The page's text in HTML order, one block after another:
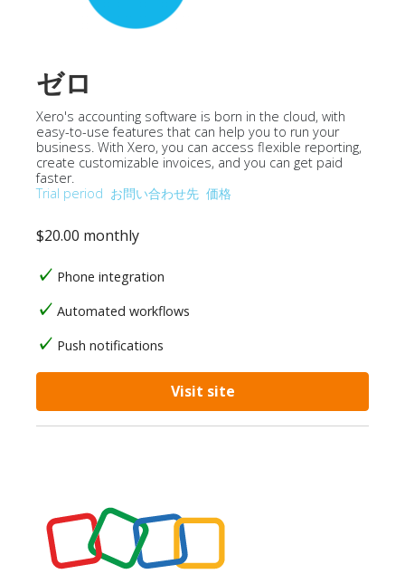
ゼロ
Xero's accounting software is born in the cloud, with
easy-to-use features that can help you to run your
business. With Xero, you can access flexible reporting,
create customizable invoices, and you can get paid
faster.
Trial period お問い合わせ先 価格
$20.00 monthly
Phone integration
Automated workflows
Push notifications
Visit site